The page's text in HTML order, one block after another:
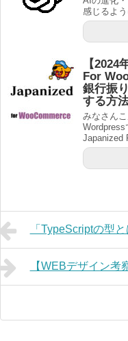
感じるよ
【
For
銀行振
する方
みなさん
Wordpress
Japanized
「TypeScriptの型と
【WEBデザイン